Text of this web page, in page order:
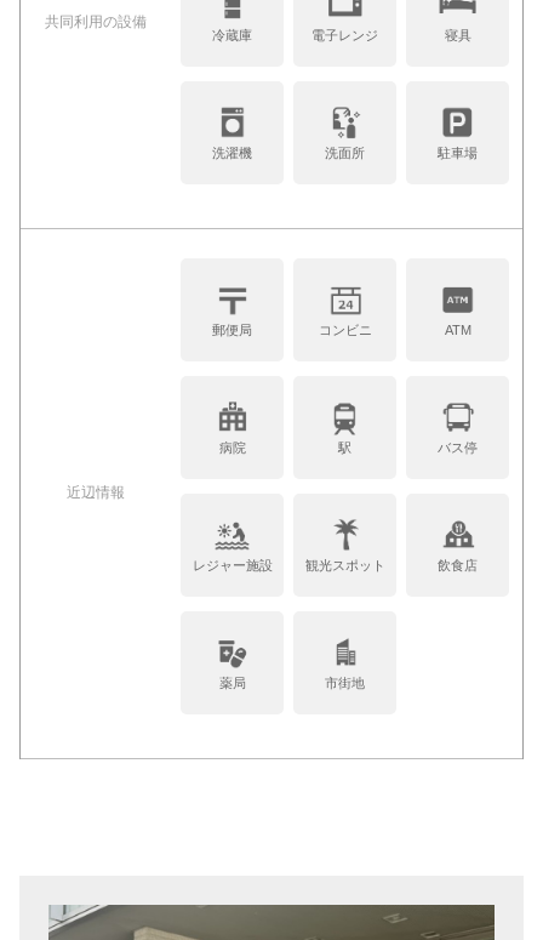
共同利⽤の設備
冷蔵庫 電子レンジ 寝具
洗濯機 洗面所 駐車場
近辺情報
郵便局 コンビニ ATM
病院 駅 バス停
レジャー施設 観光スポット 飲食店
薬局 市街地